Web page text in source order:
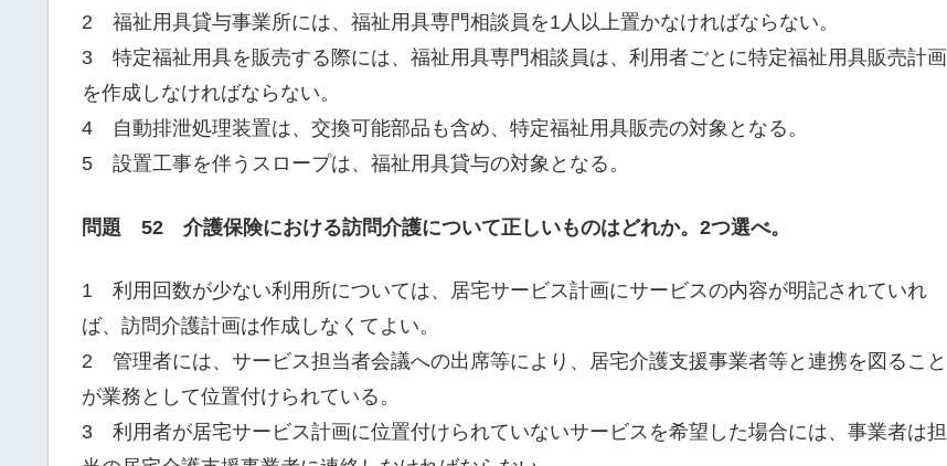
2 福祉用具貸与事業所には、福祉用具専門相談員を1人以上置かなければならない。
3 特定福祉用具を販売する際には、福祉用具専門相談員は、利用者ごとに特定福祉用具販売計画
を作成しなければならない。
4 自動排泄処理装置は、交換可能部品も含め、特定福祉用具販売の対象となる。
5 設置工事を伴うスロープは、福祉用具貸与の対象となる。
問題 52 介護保険における訪問介護について正しいものはどれか。2つ選べ。
1 利用回数が少ない利用所については、居宅サービス計画にサービスの内容が明記されていれ
ば、訪問介護計画は作成しなくてよい。
2 管理者には、サービス担当者会議への出席等により、居宅介護支援事業者等と連携を図ること
が業務として位置付けられている。
3 利用者が居宅サービス計画に位置付けられていないサービスを希望した場合には、事業者は担